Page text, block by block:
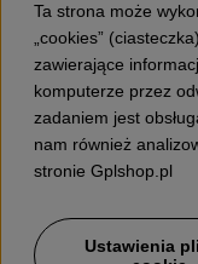
ochronna,
Kultywatory,
Odkurzacz,
Smary,
Ta strona może
„cookies”
zawierające
komputerze przez
zadaniem jest
nam również
stronie Gplshop.pl
Ustawienia